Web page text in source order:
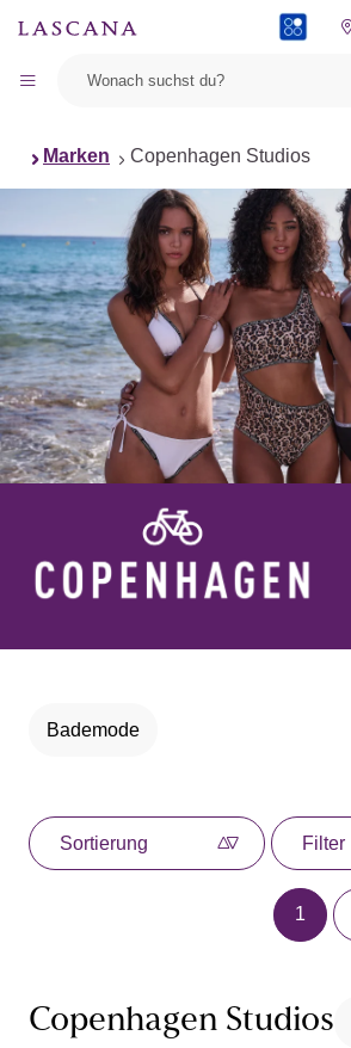
Marken Copenhagen Studios
Bademode
Sortierung Filter
1
Copenhagen Studios